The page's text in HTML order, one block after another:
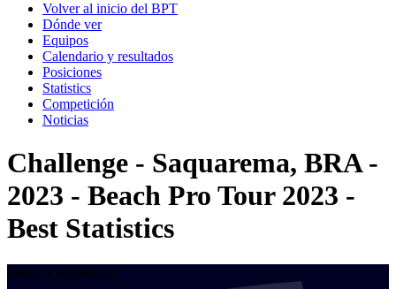
Volver al inicio del BPT
Dónde ver
Equipos
Calendario y resultados
Posiciones
Statistics
Competición
Noticias
Challenge - Saquarema, BRA -
2023 - Beach Pro Tour 2023 -
Best Statistics
Mejores anotadores